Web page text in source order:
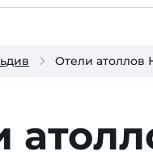
Отели атоллов